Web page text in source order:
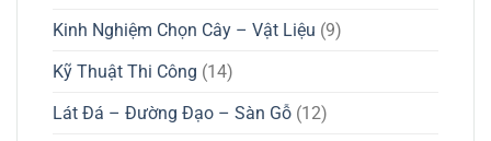
Kinh Nghiệm Chọn Cây – Vật Liệu (9)
Kỹ Thuật Thi Công (14)
Lát Đá – Đường Đạo – Sàn Gỗ (12)